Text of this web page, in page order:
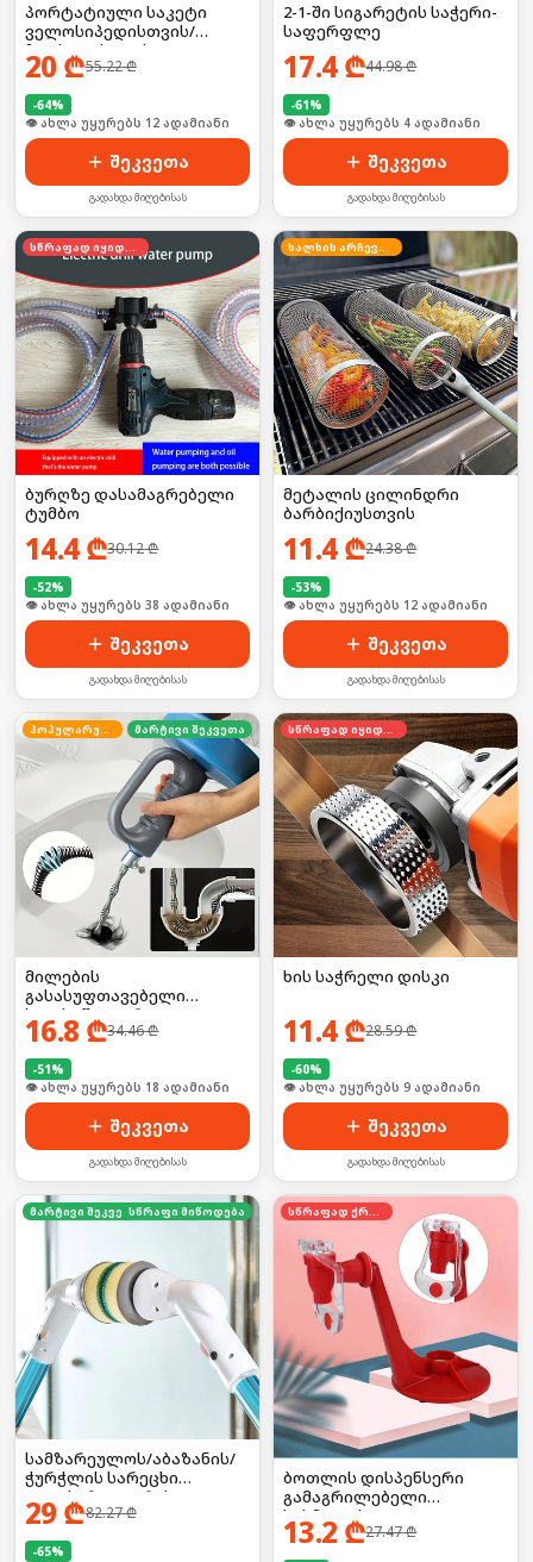
პორტატიული საკეტი
ველოსიპედისთვის/
ჩაფხუტისთვის
20₾55.22₾
-64%
🛒 ბოლო 24სთ-ში იყიდა 18-მა
შეკვეთა
გადახდა მიღებისას
2-1-ში სიგარეტის საჭერი-
საფერფლე
17.4₾44.98₾
-61%
🛒 ბოლო 24სთ-ში იყიდა 2-მა
შეკვეთა
გადახდა მიღებისას
სწრაფად იყიდება
ბურღზე დასამაგრებელი
ტუმბო
14.4₾30.12₾
-52%
🛒 ბოლო 24სთ-ში იყიდა 50-მა
შეკვეთა
გადახდა მიღებისას
ხალხის არჩევანი
მეტალის ცილინდრი
ბარბიქიუსთვის
11.4₾24.38₾
-53%
🛒 ბოლო 24სთ-ში იყიდა 15-მა
შეკვეთა
გადახდა მიღებისას
პოპულარული მარტივი შეკვეთა
მილების
გასასუფთავებელი
ხელსაწყო დრეკადი
მავთულით
16.8 ₾34.46₾
-51%
🛒 ბოლო 24სთ-ში იყიდა 24-მა
შეკვეთა
გადახდა მიღებისას
სწრაფად იყიდება
ხის საჭრელი დისკი
11.4₾28.59₾
-60%
🛒 ბოლო 24სთ-ში იყიდა 17-მა
შეკვეთა
გადახდა მიღებისას
მარტივი შეკვეთასწრაფი მიწოდება
სამზარეულოს/აბაზანის/
ჭურჭლის სარეცხი
ელექტრო ჯაგრისი +
სხვადასხვა თავაკები
29 ₾82.27₾
-65%
სწრაფად ქრება
ბოთლის დისპენსერი
გამაგრილებელი
სასმელის
13.2 ₾27.47₾